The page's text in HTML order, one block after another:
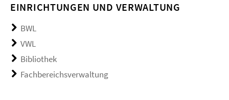
EINRICHTUNGEN UND VERWALTUNG
BWL
VWL
Bibliothek
Fachbereichsverwaltung